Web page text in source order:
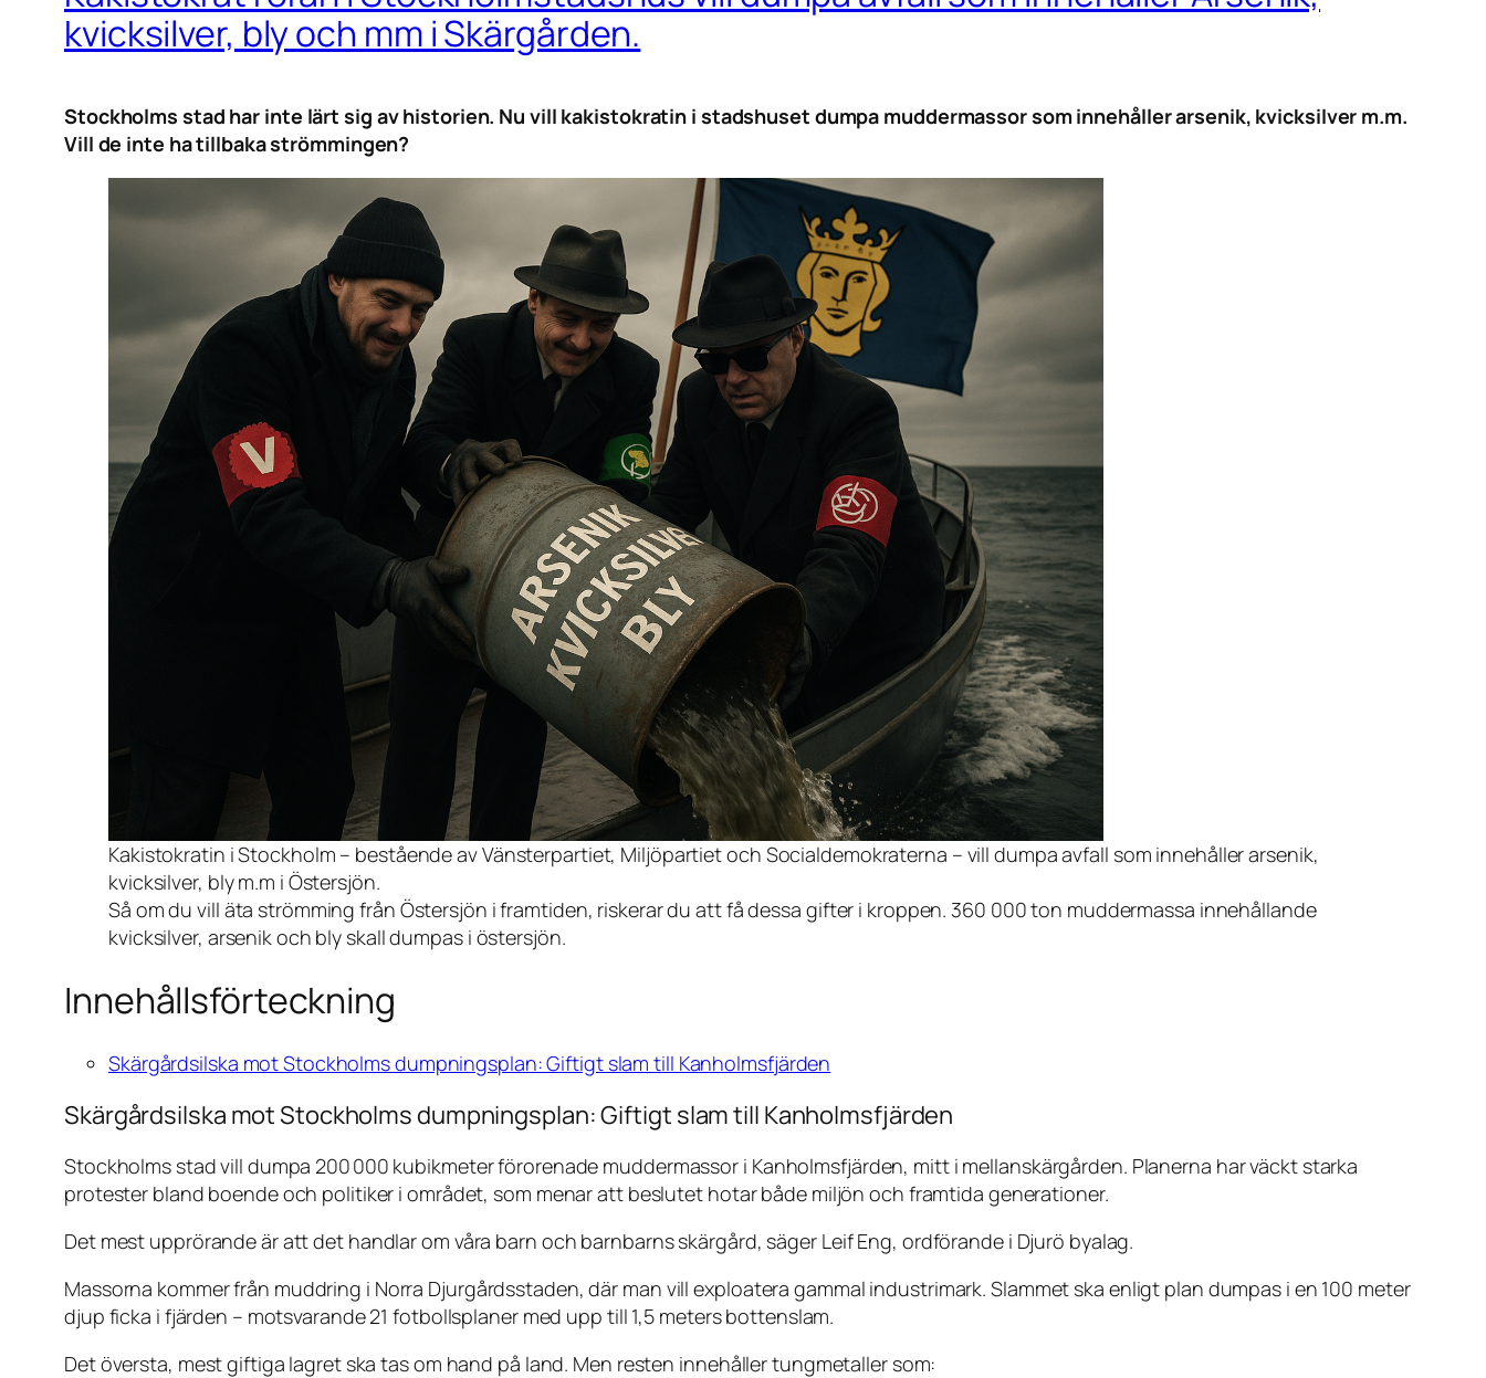
kvicksilver, bly och mm i Skärgården.
Stockholms stad har inte lärt sig av historien. Nu vill kakistokratin i stadshuset dumpa muddermassor som innehåller arsenik, kvicksilver m.m.
Vill de inte ha tillbaka strömmingen?
Kakistokratin i Stockholm – bestående av Vänsterpartiet, Miljöpartiet och Socialdemokraterna – vill dumpa avfall som innehåller arsenik,
kvicksilver, bly m.m i Östersjön.
Så om du vill äta strömming från Östersjön i framtiden, riskerar du att få dessa gifter i kroppen. 360 000 ton muddermassa innehållande
kvicksilver, arsenik och bly skall dumpas i östersjön.
Innehållsförteckning
Skärgårdsilska mot Stockholms dumpningsplan: Giftigt slam till Kanholmsfjärden
Skärgårdsilska mot Stockholms dumpningsplan: Giftigt slam till Kanholmsfjärden
Stockholms stad vill dumpa 200 000 kubikmeter förorenade muddermassor i Kanholmsfjärden, mitt i mellanskärgården. Planerna har väckt starka
protester bland boende och politiker i området, som menar att beslutet hotar både miljön och framtida generationer.
Det mest upprörande är att det handlar om våra barn och barnbarns skärgård, säger Leif Eng, ordförande i Djurö byalag.
Massorna kommer från muddring i Norra Djurgårdsstaden, där man vill exploatera gammal industrimark. Slammet ska enligt plan dumpas i en 100 meter
djup ficka i fjärden – motsvarande 21 fotbollsplaner med upp till 1,5 meters bottenslam.
Det översta, mest giftiga lagret ska tas om hand på land. Men resten innehåller tungmetaller som: